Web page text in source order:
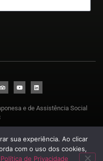
e de Assistência Social
sua experiência. Ao clicar
com o uso dos cookies,
Política de Privacidade